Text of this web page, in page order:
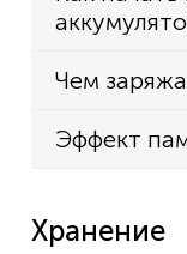
Чем
Эффект
Хранение